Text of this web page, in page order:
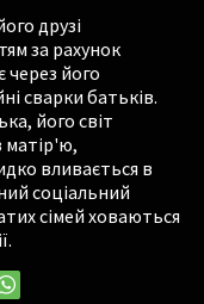
друзі
за рахунок
через його
сварки батьків.
його світ
матір'ю,
вливається в
соціальний
сімей ховаються